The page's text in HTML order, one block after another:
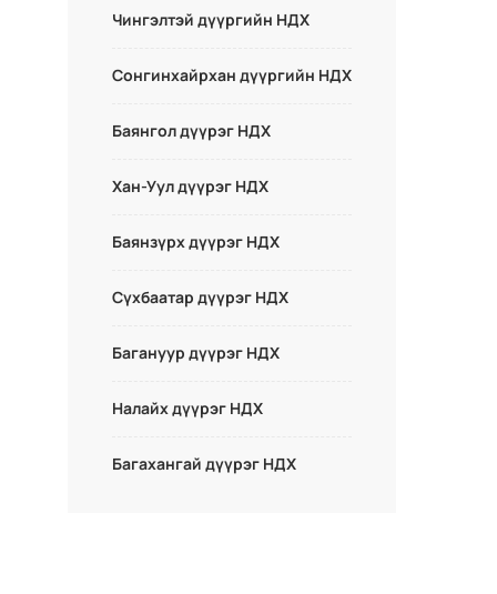
Чингэлтэй дүүргийн НДХ
Сонгинхайрхан дүүргийн НДХ
Баянгол дүүрэг НДХ
Хан-Уул дүүрэг НДХ
Баянзүрх дүүрэг НДХ
Сүхбаатар дүүрэг НДХ
Багануур дүүрэг НДХ
Налайх дүүрэг НДХ
Багахангай дүүрэг НДХ